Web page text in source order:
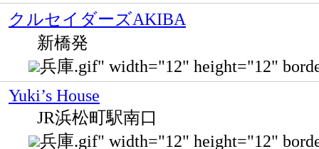
クルセイダーズAKIBA
新橋発
兵庫.gif" width="12" height="12"
Yuki’s House
JR浜松町駅南口
兵庫.gif" width="12" height="12"